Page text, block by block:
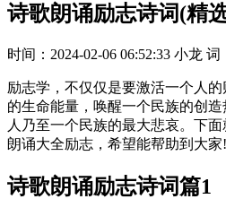
诗歌朗诵励志诗词(精
时间： 2024-02-06 06:52:33 小龙 词
励志学，不仅仅是要激活一个人
的生命能量，唤醒一个民族的创
人乃至一个民族的最大悲哀。下
朗诵大全励志，希望能帮助到大家!
诗歌朗诵励志诗词篇1